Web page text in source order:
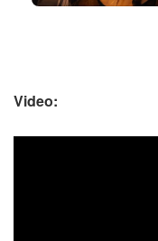
Video: